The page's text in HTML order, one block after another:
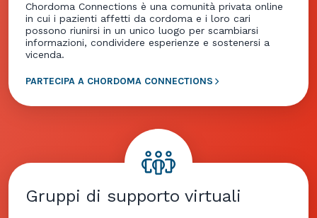
Chordoma Connections è una comunità privata online
in cui i pazienti affetti da cordoma e i loro cari
possono riunirsi in un unico luogo per scambiarsi
informazioni, condividere esperienze e sostenersi a
vicenda.
PARTECIPA A CHORDOMA CONNECTIONS
Gruppi di supporto virtuali